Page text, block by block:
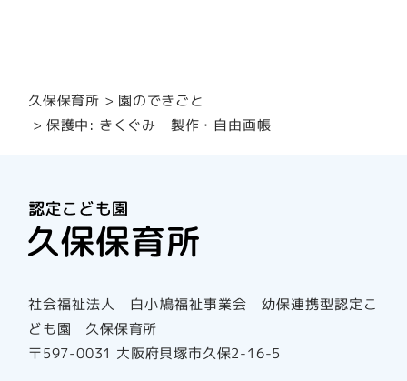
久保保育所 園のできごと
保護中: きくぐみ 製作・自由画帳
社会福祉法人 白小鳩福祉事業会 幼保連携型認定こ
ども園 久保保育所
〒597-0031 大阪府貝塚市久保2-16-5